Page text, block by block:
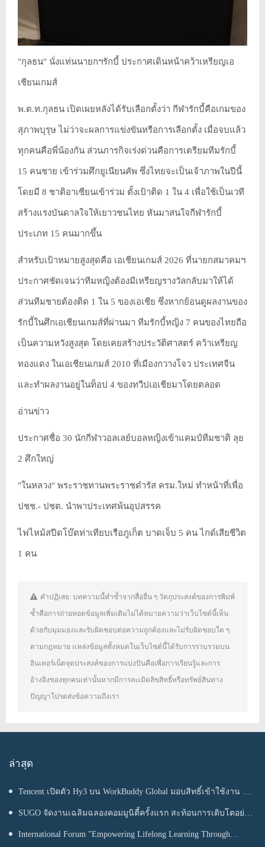
"กุลธน" นั่งแท่นนายกฯรักบี้ ประกาศเดินหน้าคว้าเหรียญเอ
เชียนเกมส์
พ.ต.ท.กุลธน เปิดเผยหลังได้รับเลือกตั้งว่า กีฬารักบี้คือเกมของ
สุภาพบุรุษ ไม่ว่าจะผลการแข่งขันหรือการเลือกตั้ง เมื่อจบแล้ว
ทุกคนคือพี่น้องกัน ส่วนภารกิจเร่งด่วนคือการเตรียมทีมรักบี้
15 คนชาย เข้าร่วมศึกยูเนียนคัพ ซึ่งไทยจะเป็นเจ้าภาพในปีนี้
โดยมี 8 ชาติอาเซียนเข้าร่วม ตั้งเป้าติด 1 ใน 4 เพื่อใช้เป็นเวที
สร้างแรงบันดาลใจให้เยาวชนไทย หันมาสนใจกีฬารักบี้
ประเภท 15 คนมากขึ้น
สำหรับเป้าหมายสูงสุดคือ เอเชียนเกมส์ 2026 ที่นายกสมาคมฯ
ประกาศชัดเจนว่าทีมหญิงต้องมีเหรียญรางวัลกลับมาให้ได้
ส่วนทีมชายต้องติด 1 ใน 5 ของเอเชีย ซึ่งหากย้อนดูผลงานของ
รักบี้ในศึกเอเชียนเกมส์ที่ผ่านมา ทีมรักบี้หญิง 7 คนของไทยถือ
เป็นความหวังสูงสุด โดยเคยสร้างประวัติศาสตร์ คว้าเหรียญ
ทองแดง ในเอเชียนเกมส์ 2010 ที่เมืองกวางโจว ประเทศจีน
และทำผลงานอยู่ในท็อป 4 ของทวีปเอเชียมาโดยตลอด
อ่านข่าว
ประกาศชื่อ 30 นักกีฬาวอลเลย์บอลหญิงเข้าแคมป์ทีมชาติ ลุย
2 ศึกใหญ่
"ในหลวง" พระราชทานพระราชดำรัส ครม.ใหม่ ทำหน้าที่เพื่อ
ปชช.- ปชต. นำพาประเทศพ้นอุปสรรค
ไฟไหม้สปีดโบ๊ตท่าเทียบเรือภูเก็ต บาดเจ็บ 5 คน ไกด์เสียชีวิต
1 คน
คำปฏิเสธ: บทความนี้ทำซ้ำจากสื่ออื่น ๆ วัตถุประสงค์ของการพิมพ์
ซ้ำคือการถ่ายทอดข้อมูลเพิ่มเติมไม่ได้หมายความว่าเว็บไซต์นี้เห็น
ด้วยกับมุมมองและรับผิดชอบต่อความถูกต้องและไม่รับผิดชอบใด ๆ
ตามกฎหมาย แหล่งข้อมูลทั้งหมดในเว็บไซต์นี้ได้รับการรวบรวมบน
อินเทอร์เน็ตจุดประสงค์ของการแบ่งปันคือเพื่อการเรียนรู้และการ
อ้างอิงของทุกคนเท่านั้นหากมีการละเมิดลิขสิทธิ์หรือทรัพย์สินทาง
ปัญญาโปรดส่งข้อความถึงเรา
ล่าสุด
Tencent เปิดตัว Hy3 บน WorkBuddy Global มอบสิทธิ์เข้าใช้งาน AI
Agentic Workspace ฟรีตลอดเดือนสิงหาคม
SUGO จัดงานเฉลิมฉลองคอมมูนิตี้ครั้งแรก สะท้อนการเติบโตอย่าง
ต่อเนื่องในประเทศไทย
International Forum "Empowering Lifelong Learning Through